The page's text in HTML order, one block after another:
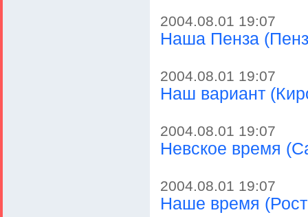
2004.08.01 19:07
Наша Пенза
2004.08.01 19:07
Наш вариант
2004.08.01 19:07
Невское время
2004.08.01 19:07
Наше время